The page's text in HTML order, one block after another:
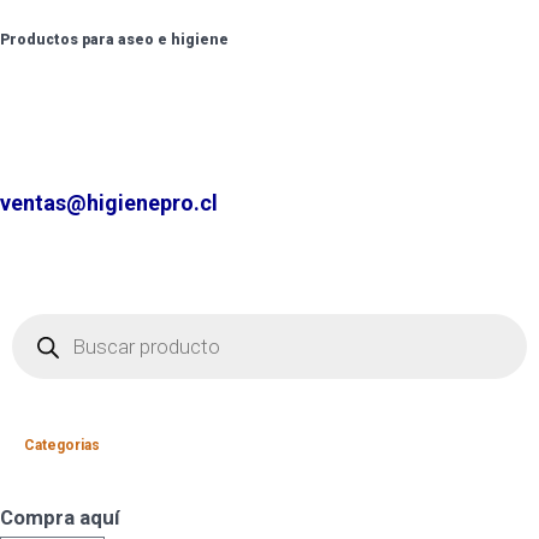
Productos para aseo e higiene
ventas@higienepro.cl
Categorias
Compra aquí